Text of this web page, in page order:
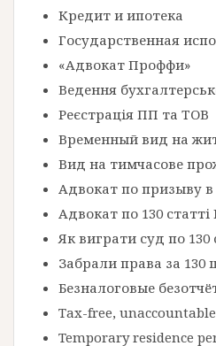
Кредит и ипотека
Государственная
«Адвокат Проффи»
Ведення
Реєстрація ПП та ТОВ
Временный вид на
Вид на тимчасове
Адвокат по призыву
Адвокат по 130 статті
Як виграти суд по 130
Забрали права за 130
Безналоговые
Tax-free,
Temporary residence